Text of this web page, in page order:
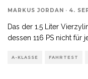
MARKUS JORDAN · 4.
Das der 1.5 Liter
dessen 116 PS nicht für
A-KLASSE FAHRTEST